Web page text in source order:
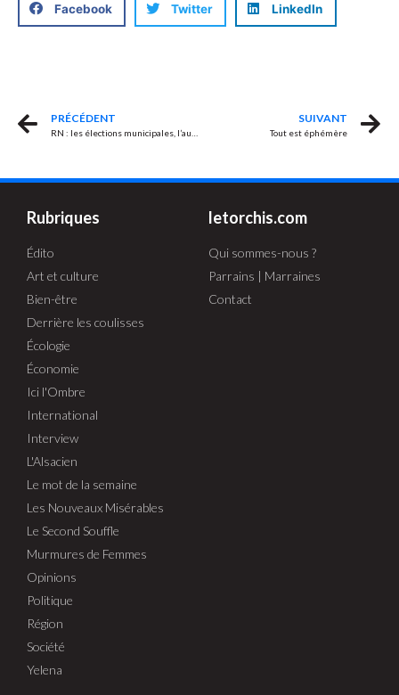
Facebook Twitter LinkedIn
PRÉCÉDENT SUIVANT
Tout est éphémère
Rubriques
Édito
Art et culture
Bien-être
Derrière les coulisses
Écologie
Économie
Ici l'Ombre
International
Interview
L'Alsacien
Le mot de la semaine
Les Nouveaux Misérables
Le Second Souffle
Murmures de Femmes
Opinions
Politique
Région
Société
Yelena
letorchis.com
Qui sommes-nous ?
Parrains | Marraines
Contact